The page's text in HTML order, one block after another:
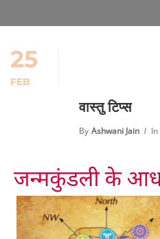
25
FEB
वास्तु टिप्स
By Ashwani Jain In